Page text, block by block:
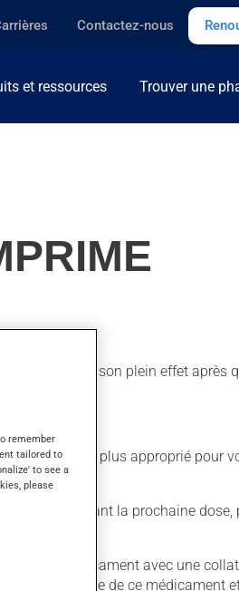
Contactez-nous
et ressources Trouver une
Il produit son plein effet après
qui est plus approprié pour
6 heures avant la prochaine dose,
ce médicament avec une
la prise de ce médicament
remember
tailored to
to see a
please